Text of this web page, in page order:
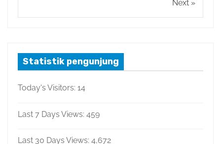
Next »
Statistik pengunjung
Today's Visitors: 14
Last 7 Days Views: 459
Last 30 Days Views: 4,672